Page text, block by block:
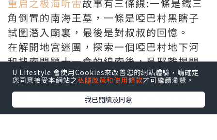
重启之极海听雷故事有三條線:一條是鐵三
角倒置的南海王墓，一條是啞巴村黑瞎子
試圖潛入廟裏，最後是對叔叔的回憶。
在解開地宮迷團，探索一個啞巴村地下河
和搜索問題十一倉的線索後，吳邪離揭開
三叔秘密的真相變得越來越更加近了。
然而，吳邪從青銅大門回來後，整個國家
的人民開始出現了錯誤。許多墳墓和隨著
U Lifestyle 會使用Cookies來改善您的網站體驗，請確定
您同意接受本網站之私隱政策和使用條款才可繼續瀏覽。
我已閱讀及同意